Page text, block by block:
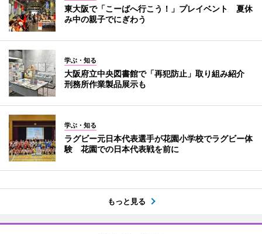
東大阪で「こーばへ行こう！」プレイベント 夏休
み中の親子でにぎわう
学ぶ・知る
大阪府立中央図書館で「再犯防止」取り組み紹介
刑務所作業製品展示も
学ぶ・知る
ラグビー元日本代表選手が花園小学校でラグビー体
験 花園での日本代表戦を前に
もっと見る